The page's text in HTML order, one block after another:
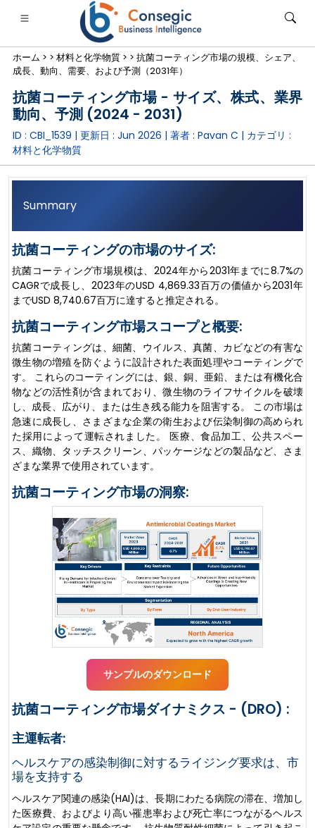
・金融・保険• 消費財 • エネルギーと電力• 食品・飲料
• ケーススタディ
ホーム > > 材料と化学物質 > > 抗菌コーティング市場の規模、シェア、
成長、動向、需要、および予測（2031年）
抗菌コーティング市場 - サイズ、株式、業界
動向、予測 (2024 - 2031)
ID : CBI_1539 | 更新日 : Jun 2026 | 著者 : Pavan C | カテゴリ :
材料と化学物質
Summary
抗菌コーティングの市場のサイズ:
抗菌コーティング市場規模は、2024年から2031年までに8.7%の
CAGRで成長し、2023年のUSD 4,869.33百万の価値から2031年
までUSD 8,740.67百万に達すると推定される。
抗菌コーティング市場スコープと概要:
抗菌コーティングは、細菌、ウイルス、真菌、カビなどの有害な
微生物の増殖を防ぐように設計された表面処理やコーティングで
す。 これらのコーティングには、銀、銅、亜鉛、または有機化合
物などの活性剤が含まれており、微生物のライフサイクルを破壊
し、成長、広がり、または生き残る能力を阻害する。 この市場は
急速に成長し、さまざまな企業の衛生および伝染制御の高められ
た採用によって運転されました。 医療、食品加工、公共スペー
ス、織物、タッチスクリーン、パッケージなどの製品など、さま
ざまな業界で使用されています。
抗菌コーティング市場の洞察:
サンプルのダウンロード
抗菌コーティング市場ダイナミクス - (DRO) :
主運転者:
ヘルスケアの感染制御に対するライジング要求は、市
場を支持する
ヘルスケア関連の感染(HAI)は、長期にわたる病院の滞在、増加し
た医療費、およびより高い罹患率および死亡率につながるヘルス